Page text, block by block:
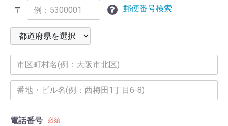
〒 郵便番号検索
電話番号 必須